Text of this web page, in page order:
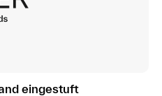
eingestuft